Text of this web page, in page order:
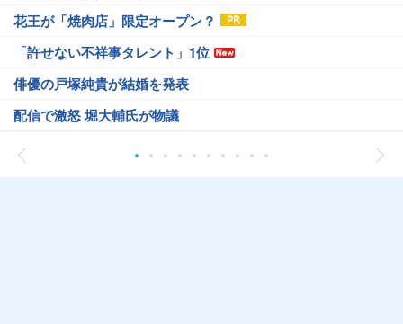
花王が「焼肉店」限定オープン？
「許せない不祥事タレント」1位
俳優の戸塚純貴が結婚を発表
配信で激怒 堀大輔氏が物議